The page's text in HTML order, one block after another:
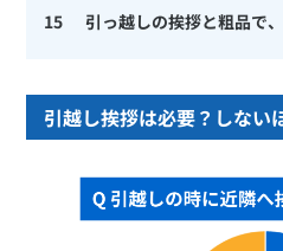
15 引っ越しの挨拶と粗品で
引越し挨拶は必要？しない